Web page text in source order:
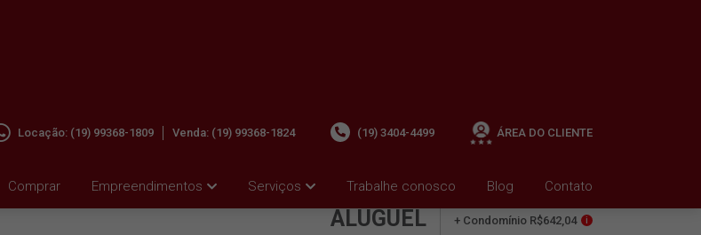
Comprar Empreendimentos Serviços Trabalhe conosco Blog Contato
Locação: (19) 99368-1809 Venda: (19) 99368-1824 (19) 3404-4499 ÁREA DO CLIENTE
ALUGUEL
+ Condomínio R$642,04 i